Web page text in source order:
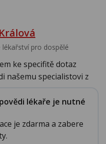
lékařství pro dospělé
ke specifitě dotaz
našemu specialistovi z
lékaře je nutné
je zdarma a zabere